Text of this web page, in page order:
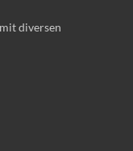
diversen